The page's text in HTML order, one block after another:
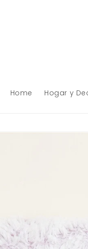
Home Hogar y